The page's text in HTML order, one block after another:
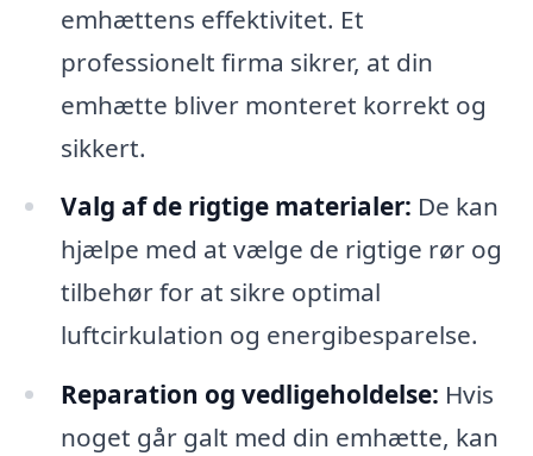
emhættens effektivitet. Et
professionelt firma sikrer, at din
emhætte bliver monteret korrekt og
sikkert.
Valg af de rigtige materialer: De kan
hjælpe med at vælge de rigtige rør og
tilbehør for at sikre optimal
luftcirkulation og energibesparelse.
Reparation og vedligeholdelse: Hvis
noget går galt med din emhætte, kan